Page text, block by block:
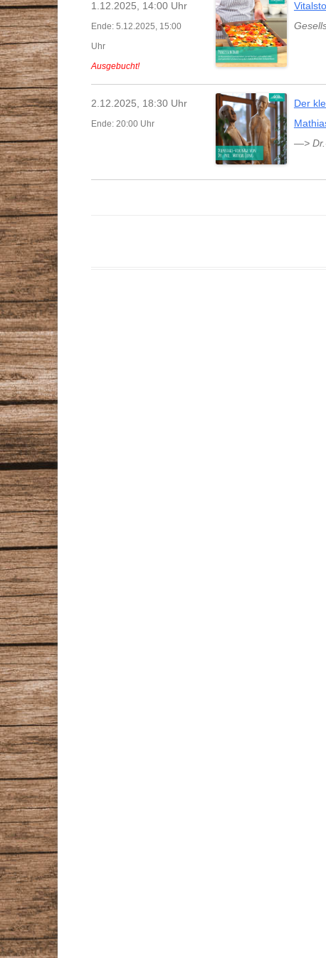
STAMMTISCHE
GESUNDHEITSBERATER
ZEITSCHRIFT
DR. MAX-OTTO-BRUKER
DR.-BRUKER-GARTEN
PRESSE
VORTRÄGE
1.12.2025, 14:00 Uhr
Ende: 5.12.2025, 15:00
Uhr
Ausgebucht!
2.12.2025, 18:30 Uhr
Ende: 20:00 Uhr
Der
—>